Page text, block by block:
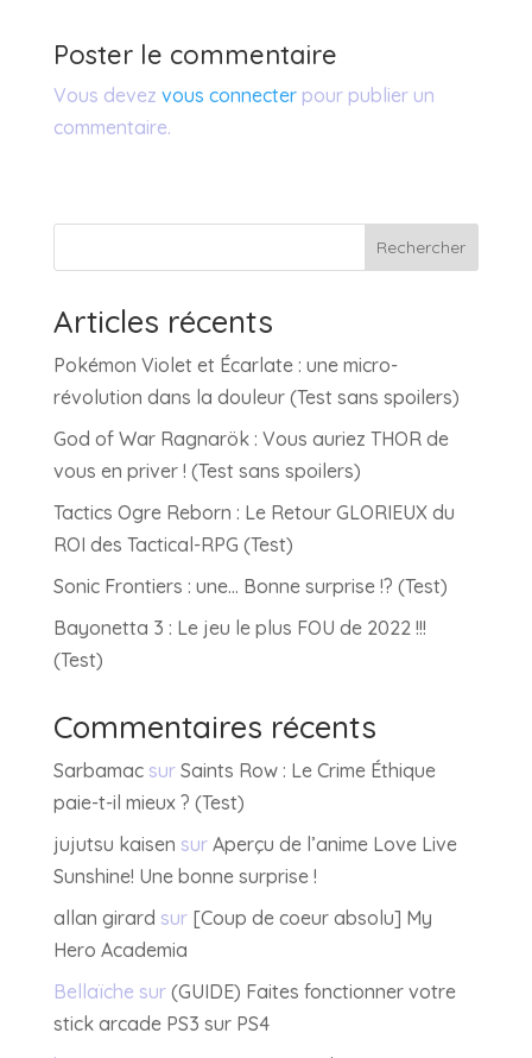
Poster le commentaire
Vous devez vous connecterpour publier un
commentaire.
Rechercher
Articles récents
Pokémon Violet et Écarlate : une micro-
révolution dans la douleur (Test sans spoilers)
God of War Ragnarök : Vous auriez THOR de
vous en priver ! (Test sans spoilers)
Tactics Ogre Reborn : Le Retour GLORIEUX du
ROI des Tactical-RPG (Test)
Sonic Frontiers : une… Bonne surprise !? (Test)
Bayonetta 3 : Le jeu le plus FOU de 2022 !!!
(Test)
Commentaires récents
Sarbamacsur Saints Row : Le Crime Éthique
paie-t-il mieux ? (Test)
jujutsu kaisen sur Aperçu de l’anime Love Live
Sunshine! Une bonne surprise !
allan girard sur [Coup de coeur absolu] My
Hero Academia
Bellaïche sur (GUIDE) Faites fonctionner votre
stick arcade PS3 sur PS4